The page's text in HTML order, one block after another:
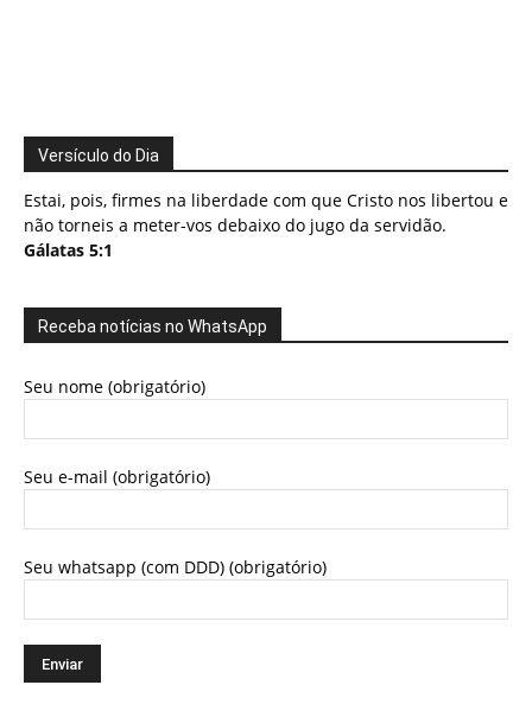
Versículo do Dia
Estai, pois, firmes na liberdade com que Cristo nos libertou e
não torneis a meter-vos debaixo do jugo da servidão.
Gálatas 5:1
Receba notícias no WhatsApp
Seu nome (obrigatório)
Seu e-mail (obrigatório)
Seu whatsapp (com DDD) (obrigatório)